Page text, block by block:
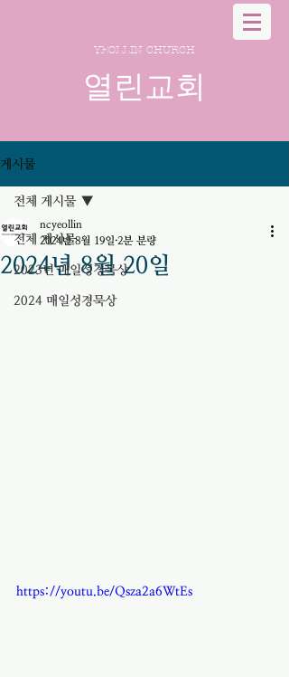
YEOLLIN CHURCH
열린교회
게시물
전체 게시물
2023년 매일성경묵상
2024 매일성경묵상
전체 게시물
2024년 8월 20일
ncyeollin
2024년 8월 19일 2분 분량
https://youtu.be/Qsza2a6WtEs